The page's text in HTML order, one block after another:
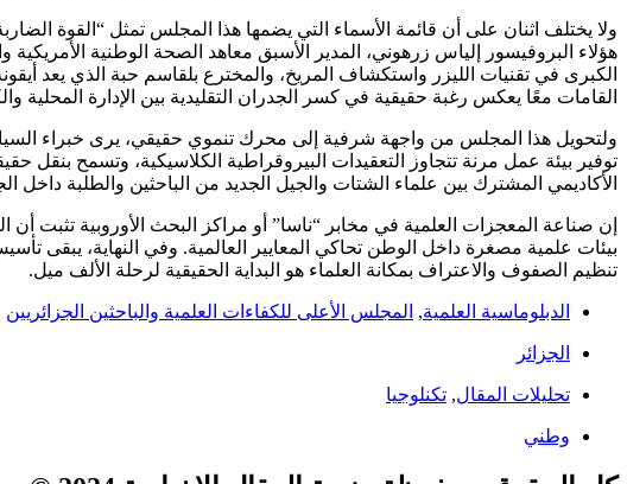
ولا يختلف اثنان على أن قائمة الأسماء التي يضمها هذا المجلس تمثل “القوة
هؤلاء البروفيسور إلياس زرهوني، المدير الأسبق معاهد الصحة الوطنية
الكبرى في تقنيات الليزر واستكشاف المريخ، والمخترع بلقاسم حبة الذي يعد
القامات معًا يعكس رغبة حقيقية في كسر الجدران التقليدية بين الإدارة المحلية
ولتحويل هذا المجلس من واجهة شرفية إلى محرك تنموي حقيقي، يرى خبراء
توفير بيئة عمل مرنة تتجاوز التعقيدات البيروقراطية الكلاسيكية، وتسمح بنقل
الأكاديمي المشترك بين علماء الشتات والجيل الجديد من الباحثين والطلبة داخل
إن صناعة المعجزات العلمية في مخابر “ناسا” أو مراكز البحث الأوروبية تثبت
بيئات علمية مصغرة داخل الوطن تحاكي المعايير العالمية. وفي النهاية، يبقى
تنظيم الصفوف والاعتراف بمكانة العلماء هو البداية الحقيقية لرحلة الألف ميل.
الدبلوماسية العلمية, المجلس الأعلى للكفاءات العلمية والباحثين الجزائريين
الجزائر
تحليلات المقال, تكنلوجيا
وطني